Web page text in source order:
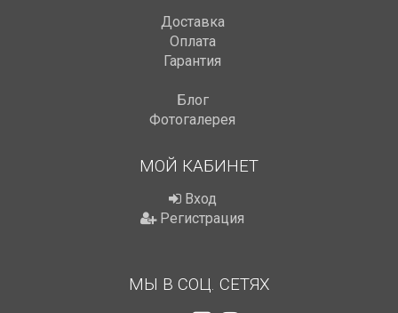
Доставка
Оплата
Гарантия
Блог
Фотогалерея
МОЙ КАБИНЕТ
Вход
Регистрация
МЫ В СОЦ. СЕТЯХ